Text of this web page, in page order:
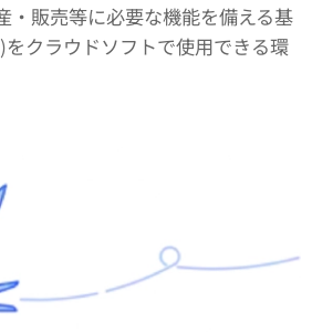
・販売等に必要な機能を備える基
クラウドソフトで使用できる環